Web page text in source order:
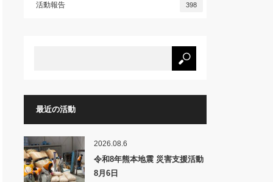
活動報告 398
最近の活動
2026.08.6
令和8年熊本地震 災害支援活動
8月6日